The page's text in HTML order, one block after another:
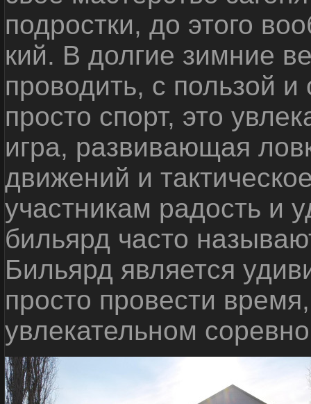
подростки, до этого
кий. В долгие зимние
проводить, с пользой
просто спорт, это
игра, развивающая
движений и
участникам радость и
бильярд часто
Бильярд является
просто провести
увлекательном